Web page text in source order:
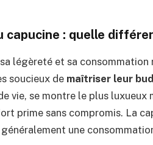
: quelle
légèreté et sa consommation
soucieux de maîtriser leur
vie, se montre le plus luxueux
prime sans compromis. La
une